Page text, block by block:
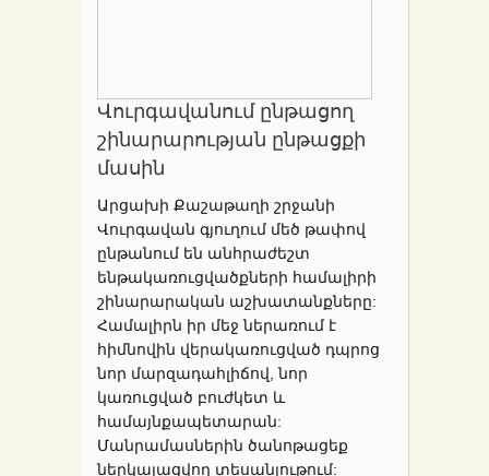
Վուրգավանում ընթացող
շինարարության ընթացքի
մասին
Արցախի Քաշաթաղի շրջանի
Վուրգավան գյուղում մեծ թափով
ընթանում են անհրաժեշտ
ենթակառուցվածքների համալիրի
շինարարական աշխատանքները:
Համալիրն իր մեջ ներառում է
հիմնովին վերակառուցված դպրոց
նոր մարզադահլիճով, նոր
կառուցված բուժկետ և
համայնքապետարան:
Մանրամասներին ծանոթացեք
ներկայացվող տեսանյութում: